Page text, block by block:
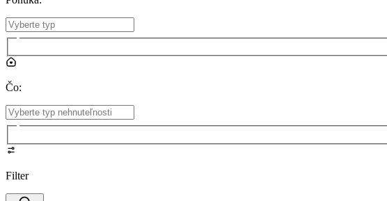
Čo:
Filter